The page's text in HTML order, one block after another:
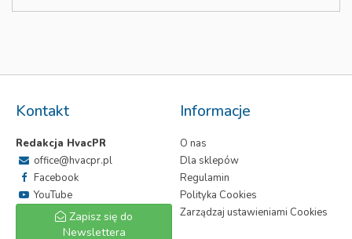
Kontakt
Redakcja HvacPR
office@hvacpr.pl
Facebook
YouTube
Zapisz się do
Newslettera
Informacje
O nas
Dla sklepów
Regulamin
Polityka Cookies
Zarządzaj ustawieniami Cookies